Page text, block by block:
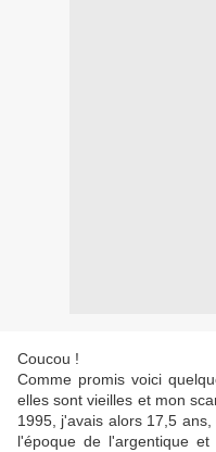
Coucou !
Comme promis voici
elles sont vieilles et mon
1995, j'avais alors 17,5
l'époque de l'argentique